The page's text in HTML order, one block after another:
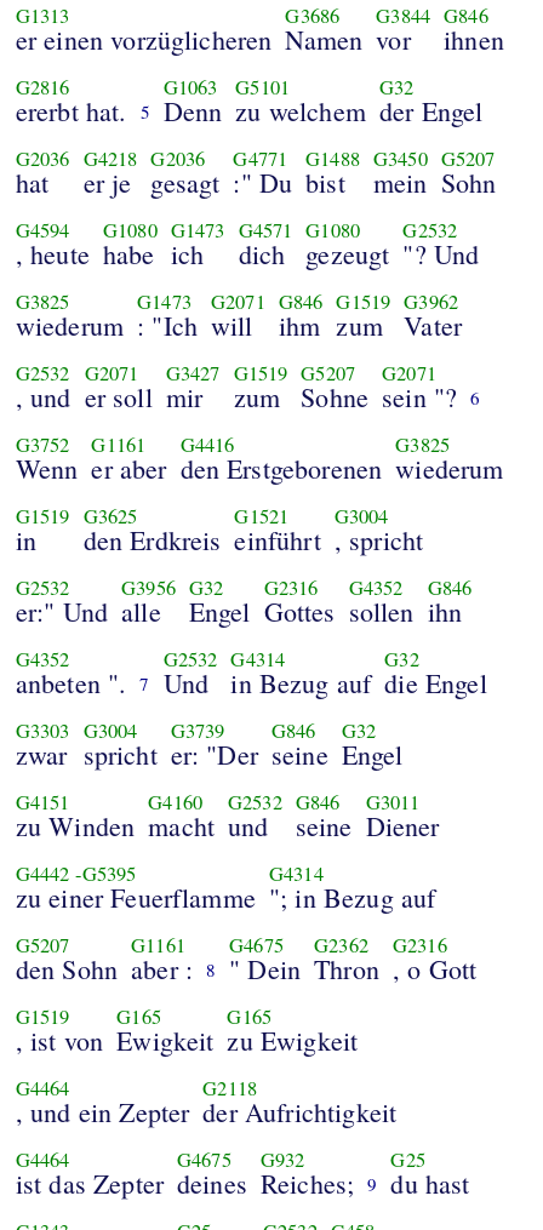
G1313
er einen vorzüglicheren
G3686
Namen
G3844
vor
G846
ihnen
G2816
ererbt hat. 5
G1063
Denn
G5101
zu welchem
G32
der Engel
G2036
hat
G4218
er je
G2036
gesagt
G4771
:" Du
G1488
bist
G3450
mein
G5207
Sohn
G4594
, heute
G1080
habe
G1473
ich
G4571
dich
G1080
gezeugt
G2532
"? Und
G3825
wiederum
G1473
: "Ich
G2071
will
G846
ihm
G1519
zum
G3962
Vater
G2532
, und
G2071
er soll
G3427
mir
G1519
zum
G5207
Sohne
G2071
sein "? 6
G3752
Wenn
G1161
er aber
G4416
den Erstgeborenen
G3825
wiederum
G1519
in
G3625
den Erdkreis
G1521
einführt
G3004
, spricht
G2532
er:" Und
G3956
alle
G32
Engel
G2316
Gottes
G4352
sollen
G846
ihn
G4352
anbeten ". 7
G2532
Und
G4314
in Bezug auf
G32
die Engel
G3303
zwar
G3004
spricht
G3739
er: "Der
G846
seine
G32
Engel
G4151
zu Winden
G4160
macht
G2532
und
G846
seine
G3011
Diener
G4442 -G5395
zu einer Feuerflamme
G4314
"; in Bezug auf
G5207
den Sohn
G1161
aber : 8
G4675
" Dein
G2362
Thron
G2316
, o Gott
G1519
, ist von
G165
Ewigkeit
G165
zu Ewigkeit
G4464
, und ein Zepter
G2118
der Aufrichtigkeit
G4464
ist das Zepter
G4675
deines
G932
Reiches; 9
G25
du hast